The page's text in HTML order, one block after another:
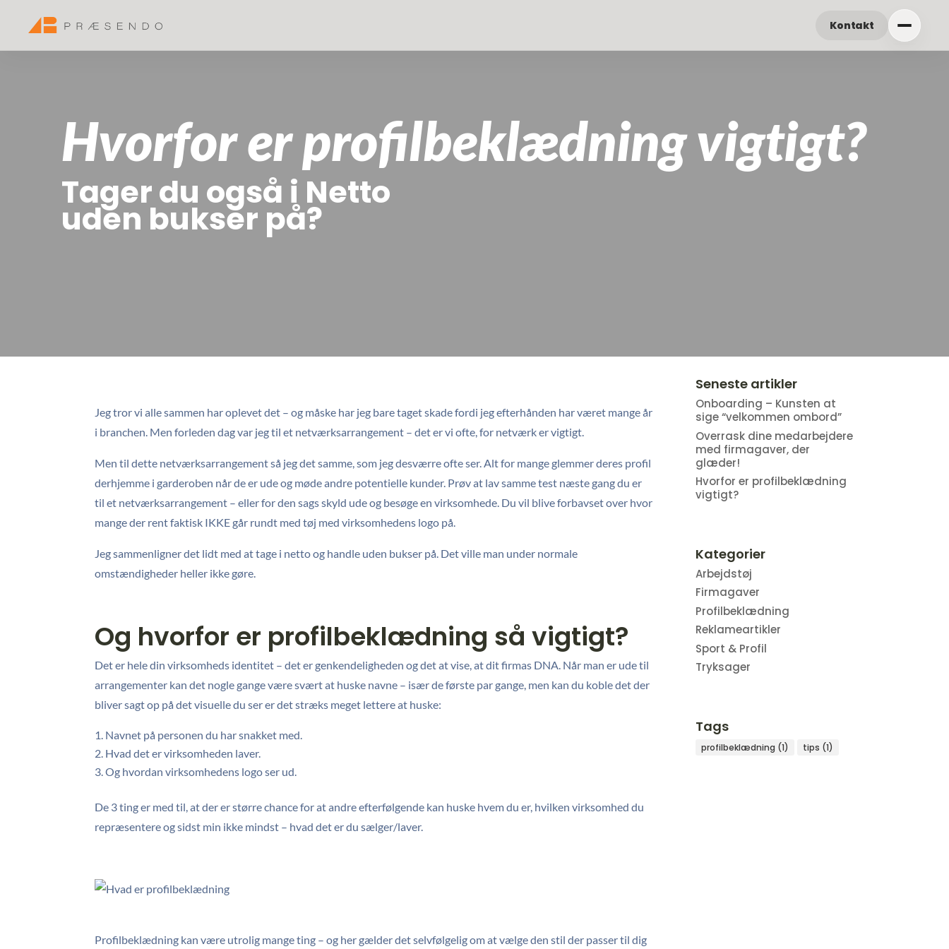
Kontakt
Hvorfor er profilbeklædning vigtigt?
Tager du også i Netto
uden bukser på?
Jeg tror vi alle sammen har oplevet det – og måske har jeg bare taget skade fordi jeg efterhånden har været mange år
i branchen. Men forleden dag var jeg til et netværksarrangement – det er vi ofte, for netværk er vigtigt.
Men til dette netværksarrangement så jeg det samme, som jeg desværre ofte ser. Alt for mange glemmer deres profil
derhjemme i garderoben når de er ude og møde andre potentielle kunder. Prøv at lav samme test næste gang du er
til et netværksarrangement – eller for den sags skyld ude og besøge en virksomhede. Du vil blive forbavset over hvor
mange der rent faktisk IKKE går rundt med tøj med virksomhedens logo på.
Jeg sammenligner det lidt med at tage i netto og handle uden bukser på. Det ville man under normale
omstændigheder heller ikke gøre.
Og hvorfor er profilbeklædning så vigtigt?
Det er hele din virksomheds identitet – det er genkendeligheden og det at vise, at dit firmas DNA. Når man er ude til
arrangementer kan det nogle gange være svært at huske navne – især de første par gange, men kan du koble det der
bliver sagt op på det visuelle du ser er det stræks meget lettere at huske:
Navnet på personen du har snakket med.
Hvad det er virksomheden laver.
Og hvordan virksomhedens logo ser ud.
De 3 ting er med til, at der er større chance for at andre efterfølgende kan huske hvem du er, hvilken virksomhed du
repræsentere og sidst min ikke mindst – hvad det er du sælger/laver.
Profilbeklædning kan være utrolig mange ting – og her gælder det selvfølgelig om at vælge den stil der passer til dig
Seneste artikler
Onboarding – Kunsten at
sige “velkommen ombord”
Overrask dine medarbejdere
med firmagaver, der
glæder!
Hvorfor er profilbeklædning
vigtigt?
Kategorier
Arbejdstøj
Firmagaver
Profilbeklædning
Reklameartikler
Sport & Profil
Tryksager
Tags
profilbeklædning (1) tips (1)